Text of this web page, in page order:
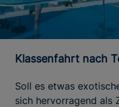
Klassenfahrt nach
Soll es etwas
sich hervorragend als